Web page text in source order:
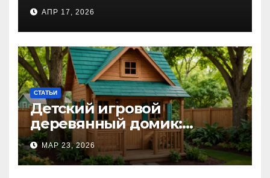
близкому справиться с
алкогольной
интоксикацией и
сохранить семью
АПР 17, 2026
СТАТЬИ
Детский игровой
деревянный домик:
волшебное пространство
для самых маленьких от
Kastum
МАР 23, 2026